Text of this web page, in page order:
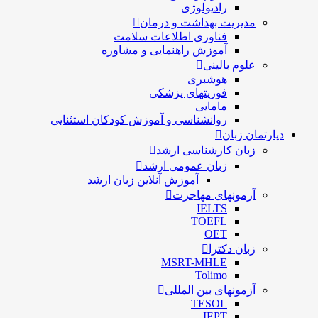
مدیریت بهداشت و درمان
فناوری اطلاعات سلامت
آموزش راهنمایی و مشاوره
علوم بالینی
فوریتهای پزشکی
روانشناسی و آموزش کودکان استثنایی
زبان
زبان کارشناسی ارشد
زبان عمومی ارشد
آموزش آنلاین زبان ارشد
آزمونهای مهاجرت
MSRT-MHLE
آزمونهای بین المللی